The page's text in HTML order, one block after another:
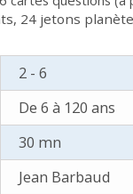
24 jetons
2 - 6
De 6 à 120 ans
30 mn
Jean Barbaud